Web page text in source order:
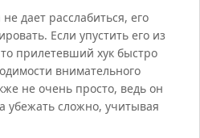
дает расслабиться, его
Если упустить его из
прилетевший хук быстро
внимательного
не очень просто, ведь он
убежать сложно, учитывая